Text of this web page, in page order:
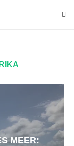
MEER: